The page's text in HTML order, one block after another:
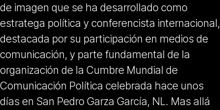
de imagen que se ha desarrollado como
estratega política y conferencista internacional,
destacada por su participación en medios de
comunicación, y parte fundamental de la
organización de la Cumbre Mundial de
Comunicación Política celebrada hace unos
días en San Pedro Garza García, NL. Mas allá